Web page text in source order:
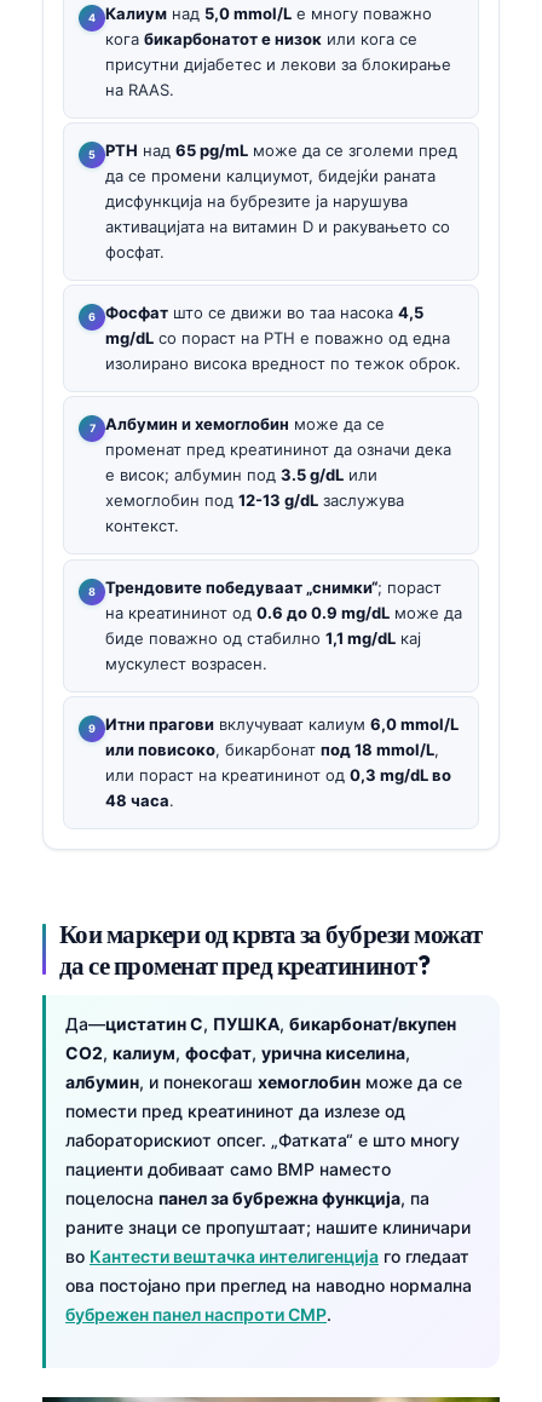
Калиум над 5,0 mmol/L е многу поважно
кога бикарбонатот е низок или кога се
присутни дијабетес и лекови за блокирање
на RAAS.
PTH над 65 pg/mL може да се зголеми пред
да се промени калциумот, бидејќи раната
дисфункција на бубрезите ја нарушува
активацијата на витамин D и ракувањето со
фосфат.
Фосфат што се движи во таа насока 4,5
mg/dL со пораст на PTH е поважно од една
изолирано висока вредност по тежок оброк.
Албумин и хемоглобин може да се
променат пред креатининот да означи дека
е висок; албумин под 3.5 g/dL или
хемоглобин под 12-13 g/dL заслужува
контекст.
Трендовите победуваат „снимки“; пораст
на креатининот од 0.6 до 0.9 mg/dL може да
биде поважно од стабилно 1,1 mg/dL кај
мускулест возрасен.
Итни прагови вклучуваат калиум 6,0 mmol/L
или повисоко, бикарбонат под 18 mmol/L,
или пораст на креатининот од 0,3 mg/dL во
48 часа.
Кои маркери од крвта за бубрези можат
да се променат пред креатининот?
Да—цистатин C, ПУШКА, бикарбонат/вкупен
CO2, калиум, фосфат, урична киселина,
албумин, и понекогаш хемоглобин може да се
помести пред креатининот да излезе од
лабораторискиот опсег. „Фатката“ е што многу
пациенти добиваат само BMP наместо
поцелосна панел за бубрежна функција, па
раните знаци се пропуштаат; нашите клиничари
во Кантести вештачка интелигенција го гледаат
ова постојано при преглед на наводно нормална
бубрежен панел наспроти CMP.